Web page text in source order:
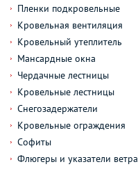
Пленки подкровельные
Кровельная вентиляция
Кровельный утеплитель
Мансардные окна
Чердачные лестницы
Кровельные лестницы
Снегозадержатели
Кровельные ограждения
Софиты
Флюгеры и указатели ветра